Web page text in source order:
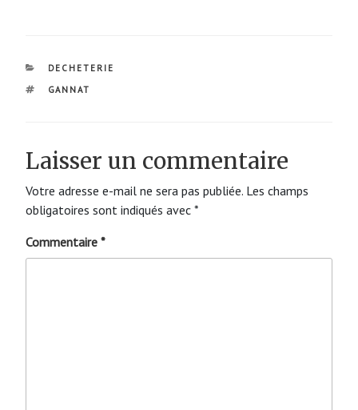
CATÉGORIES
DECHETERIE
ÉTIQUETTES
GANNAT
Laisser un commentaire
Votre adresse e-mail ne sera pas publiée. Les champs
obligatoires sont indiqués avec *
Commentaire *